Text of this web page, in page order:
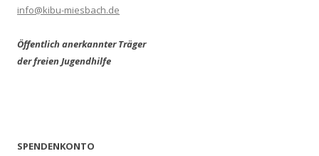
info@kibu-miesbach.de
Öffentlich anerkannter Träger
der freien Jugendhilfe
SPENDENKONTO